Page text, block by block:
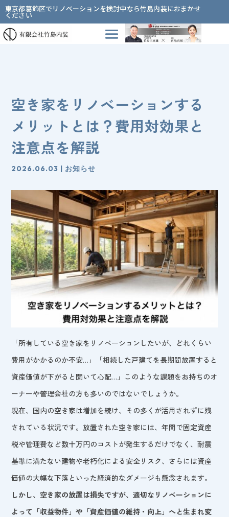
東京都葛飾区でリノベーションを検討中なら竹島内装におまかせ
ください
空き家をリノベーションする
メリットとは？費用対効果と
注意点を解説
2026.06.03 | お知らせ
「所有している空き家をリノベーションしたいが、どれくらい
費用がかかるのか不安…」「相続した戸建てを長期間放置すると
資産価値が下がると聞いて心配…」このような課題をお持ちのオ
ーナーや管理会社の方も多いのではないでしょうか。
現在、国内の空き家は増加を続け、その多くが活用されずに残
されている状況です。放置された空き家には、年間で固定資産
税や管理費など数十万円のコストが発生するだけでなく、耐震
基準に満たない建物や老朽化による安全リスク、さらには資産
価値の大幅な下落といった経済的なダメージも懸念されます。
しかし、空き家の放置は損失ですが、適切なリノベーションに
よって「収益物件」や「資産価値の維持・向上」へと生まれ変